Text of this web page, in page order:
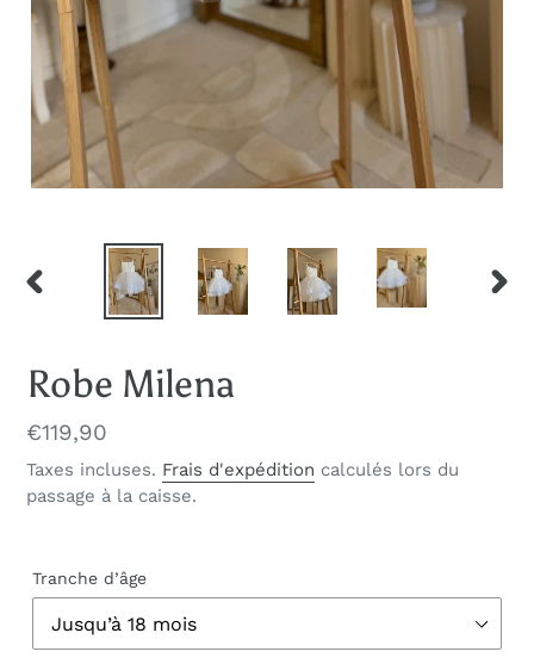
DIAPOSITIVE
Robe Milena
Prix
normal
€119,90
Taxes incluses. Frais d'expédition calculés lors du
passage à la caisse.
Tranche d’âge